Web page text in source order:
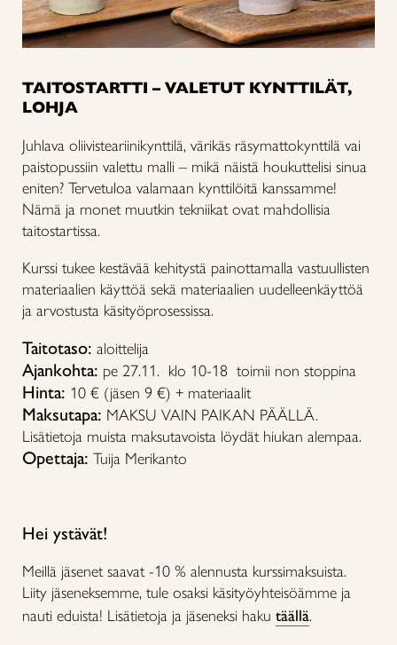
TAITOSTARTTI – VALETUT KYNTTILÄT,
LOHJA
Juhlava oliivisteariinikynttilä, värikäs räsymattokynttilä vai
paistopussiin valettu malli – mikä näistä houkuttelisi sinua
eniten? Tervetuloa valamaan kynttilöitä kanssamme!
Nämä ja monet muutkin tekniikat ovat mahdollisia
taitostartissa.
Kurssi tukee kestävää kehitystä painottamalla vastuullisten
materiaalien käyttöä sekä materiaalien uudelleenkäyttöä
ja arvostusta käsityöprosessissa.
Taitotaso: aloittelija
Ajankohta: pe 27.11. klo 10-18 toimii non stoppina
Hinta: 10 € (jäsen 9 €) + materiaalit
Maksutapa: MAKSU VAIN PAIKAN PÄÄLLÄ.
Lisätietoja muista maksutavoista löydät hiukan alempaa.
Opettaja: Tuija Merikanto
Hei ystävät!
Meillä jäsenet saavat -10 % alennusta kurssimaksuista.
Liity jäseneksemme, tule osaksi käsityöyhteisöämme ja
nauti eduista! Lisätietoja ja jäseneksi haku täällä.